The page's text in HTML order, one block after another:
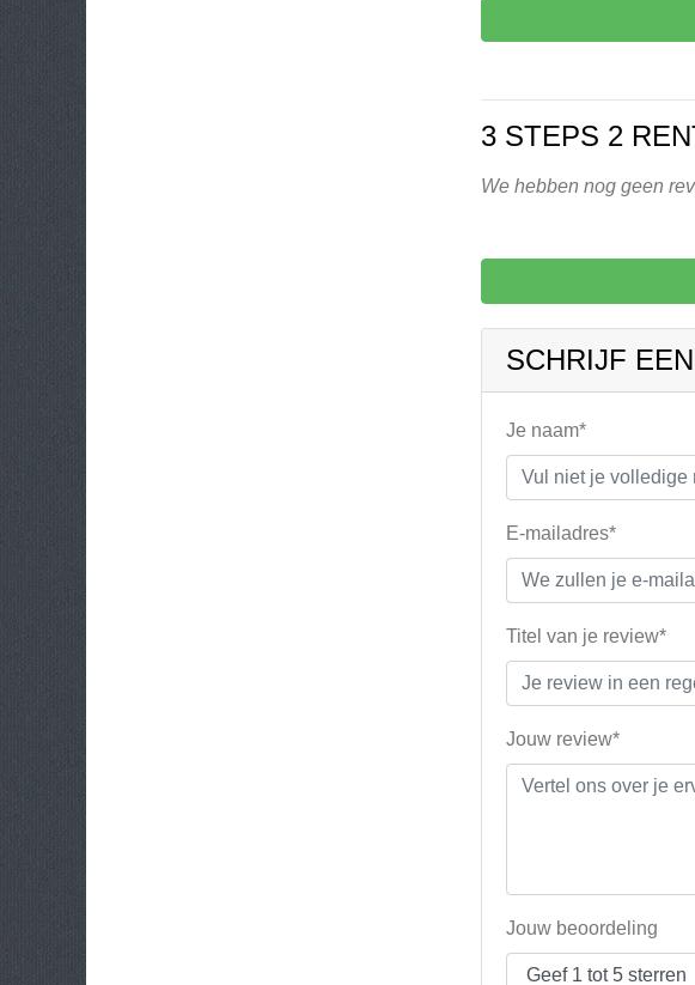
3 STEPS 2
We hebben nog geen
SCHRIJF
Je naam*
E-mailadres*
Titel van je review*
Jouw review*
Jouw beoordeling